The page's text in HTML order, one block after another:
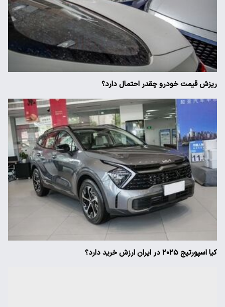
ریزش قیمت خودرو چقدر احتمال دارد؟
کیا اسپورتیج ۲۰۲۵ در ایران ارزش خرید دارد؟